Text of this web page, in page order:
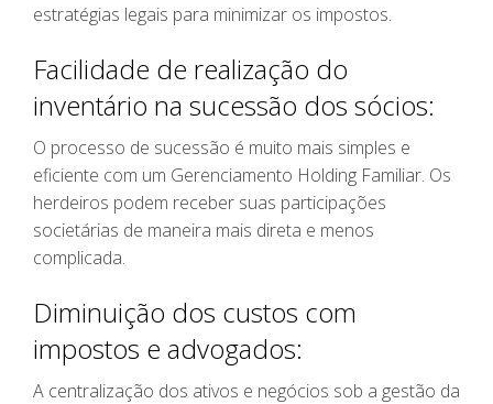
estratégias legais para minimizar os impostos.
Facilidade de realização do
inventário na sucessão dos sócios:
O processo de sucessão é muito mais simples e
eficiente com um Gerenciamento Holding Familiar. Os
herdeiros podem receber suas participações
societárias de maneira mais direta e menos
complicada.
Diminuição dos custos com
impostos e advogados:
A centralização dos ativos e negócios sob a gestão da